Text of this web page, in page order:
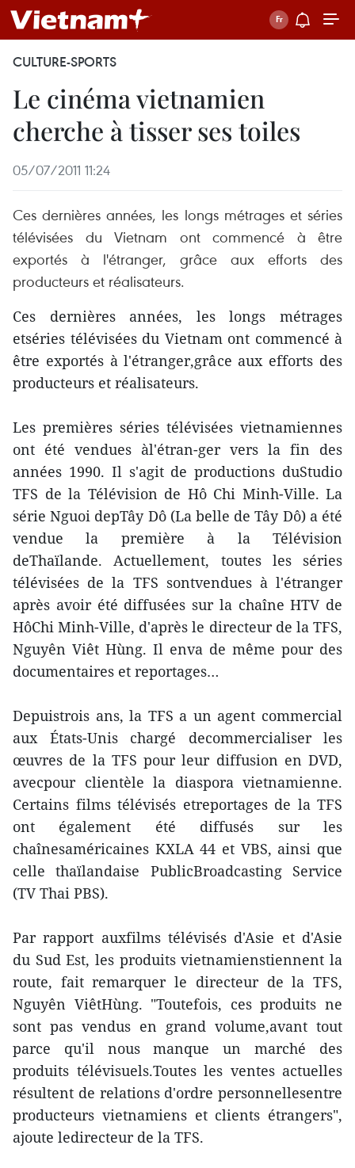
CULTURE-SPORTS
Le cinéma vietnamien
cherche à tisser ses toiles
05/07/2011 11:24
Ces dernières années, les longs métrages et séries
télévisées du Vietnam ont commencé à être
exportés à l'étranger, grâce aux efforts des
producteurs et réalisateurs.
Ces dernières années, les longs métrages
etséries télévisées du Vietnam ont commencé à
être exportés à l'étranger,grâce aux efforts des
producteurs et réalisateurs.
Les premières séries télévisées vietnamiennes
ont été vendues àl'étran-ger vers la fin des
années 1990. Il s'agit de productions duStudio
TFS de la Télévision de Hô Chi Minh-Ville. La
série Nguoi depTây Dô (La belle de Tây Dô) a été
vendue la première à la Télévision
deThaïlande. Actuellement, toutes les séries
télévisées de la TFS sontvendues à l'étranger
après avoir été diffusées sur la chaîne HTV de
HôChi Minh-Ville, d'après le directeur de la TFS,
Nguyên Viêt Hùng. Il enva de même pour des
documentaires et reportages…
Depuistrois ans, la TFS a un agent commercial
aux États-Unis chargé decommercialiser les
œuvres de la TFS pour leur diffusion en DVD,
avecpour clientèle la diaspora vietnamienne.
Certains films télévisés etreportages de la TFS
ont également été diffusés sur les
chaînesaméricaines KXLA 44 et VBS, ainsi que
celle thaïlandaise PublicBroadcasting Service
(TV Thai PBS).
Par rapport auxfilms télévisés d'Asie et d'Asie
du Sud Est, les produits vietnamienstiennent la
route, fait remarquer le directeur de la TFS,
Nguyên ViêtHùng. "Toutefois, ces produits ne
sont pas vendus en grand volume,avant tout
parce qu'il nous manque un marché des
produits télévisuels.Toutes les ventes actuelles
résultent de relations d'ordre personnellesentre
producteurs vietnamiens et clients étrangers",
ajoute ledirecteur de la TFS.